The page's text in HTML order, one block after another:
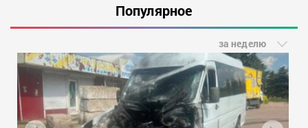
Популярное
за неделю